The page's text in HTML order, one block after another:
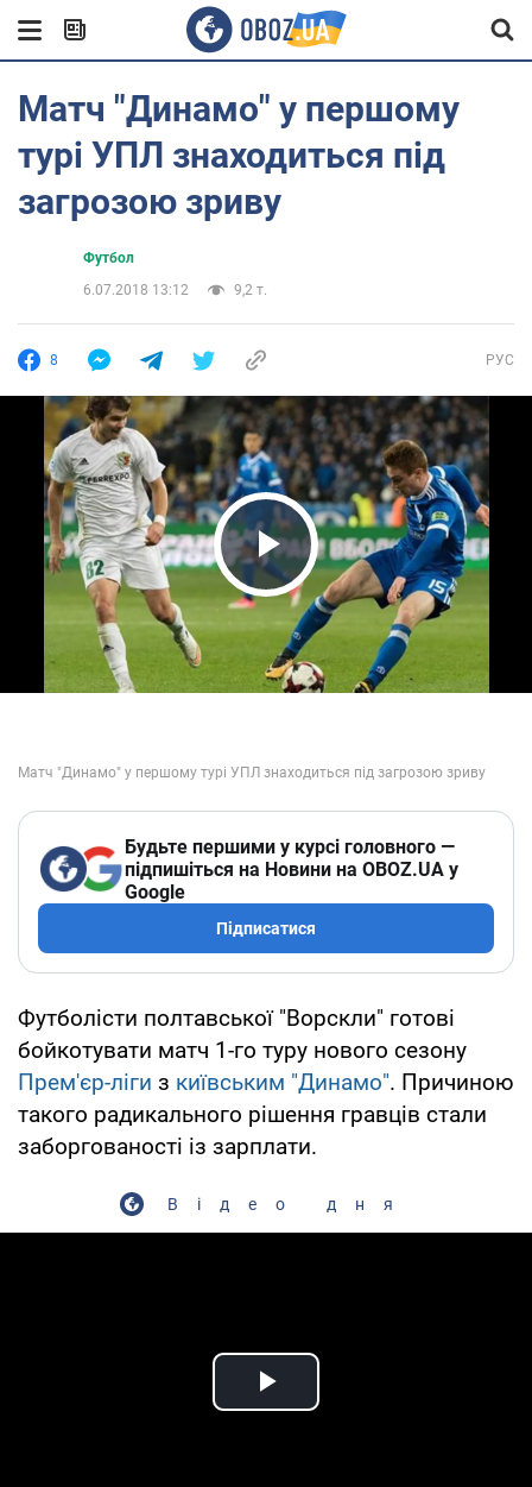
Матч "Динамо" у першому
турі УПЛ знаходиться під
загрозою зриву
Футбол
6.07.2018 13:12
9,2 т.
8 РУС
Play Video
Будьте першими у курсі головного —
підпишіться на Новини на OBOZ.UA у
Google
Підписатися
Футболісти полтавської "Ворскли" готові
бойкотувати матч 1-го туру нового сезону
Прем'єр-ліги з київським "Динамо". Причиною
такого радикального рішення гравців стали
заборгованості із зарплати.
Відео дня
Play Video